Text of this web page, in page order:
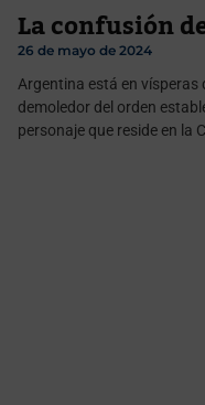
La confusión
26 de mayo de 2024
Argentina está en vísperas
demoledor del orden
personaje que reside en la